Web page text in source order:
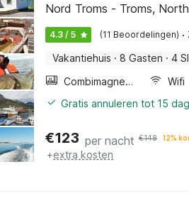
Nord Troms - Troms,
4.3 / 5 (11 Beoordelingen) ·
Vakantiehuis · 8 Gasten · 4
Combimagnetron
Wifi
Gratis annuleren tot 15
€123 per nacht €148 12%
+extra kosten